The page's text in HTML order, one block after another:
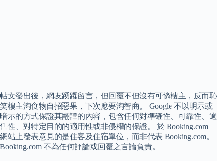
帖文發出後，網友踴躍留言，但回覆不但沒有可憐樓主，反而恥
笑樓主淘食物自招惡果，下次應要淘智商。 Google 不以明示或
暗示的方式保證其翻譯的內容，包含任何對準確性、可靠性、適
售性、對特定目的的適用性或非侵權的保證。 於 Booking.com
網站上發表意見的是住客及住宿單位，而非代表 Booking.com。
Booking.com 不為任何評論或回覆之言論負責。